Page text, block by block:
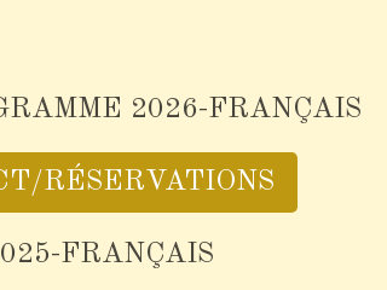
2026-FRANÇAIS
RÉSERVATIONS
FRANÇAIS